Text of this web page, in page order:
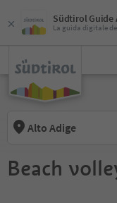
Südtirol Guide
La guida digitale
Alto Adige
Beach